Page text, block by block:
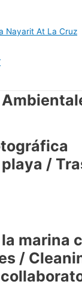
/
marina
/